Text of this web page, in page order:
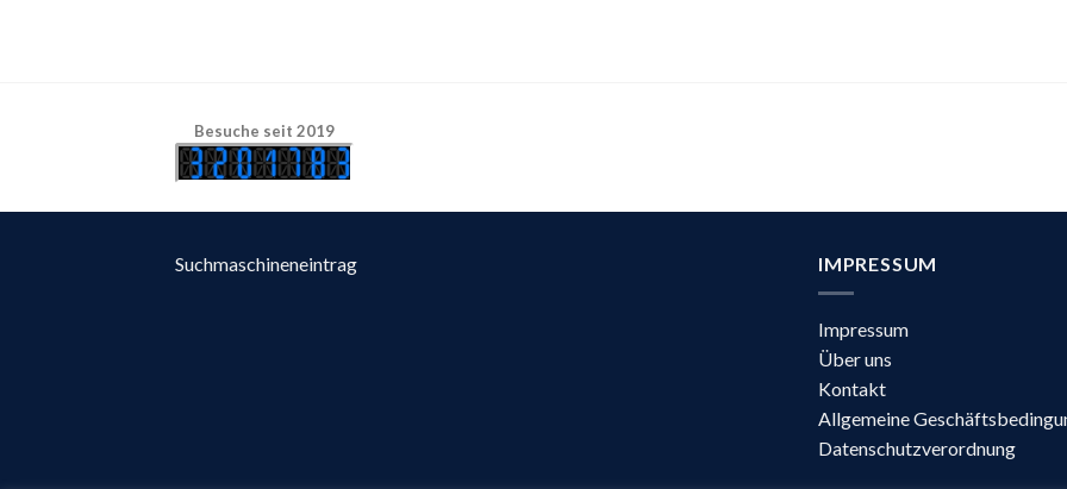
Besuche seit 2019
Suchmaschineneintrag IMPRESSUM
Impressum
Über uns
Kontakt
Allgemeine
Datenschutzverordnung